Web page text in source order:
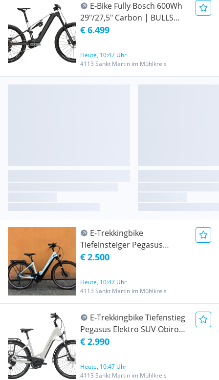
E-Bike Fully Bosch 600Wh
29"/27,5" Carbon | BULLS
SONIC EN-R 2 |Gr.L| statt
€ 6.499
Heute, 10:47 Uhr
4113 Sankt Martin im Mühlkreis
E-Trekkingbike
Tiefeinsteiger Pegasus
Premio Evo 10 LTE | 1312,9
Testrad | 1 A Servie | statt
4499€
€ 2.500
Heute, 10:47 Uhr
4113 Sankt Martin im Mühlkreis
E-Trekkingbike Tiefenstieg
Pegasus Elektro SUV Obiro
EVO | neu | Gr.S | statt
€ 2.990
Heute, 10:47 Uhr
4113 Sankt Martin im Mühlkreis